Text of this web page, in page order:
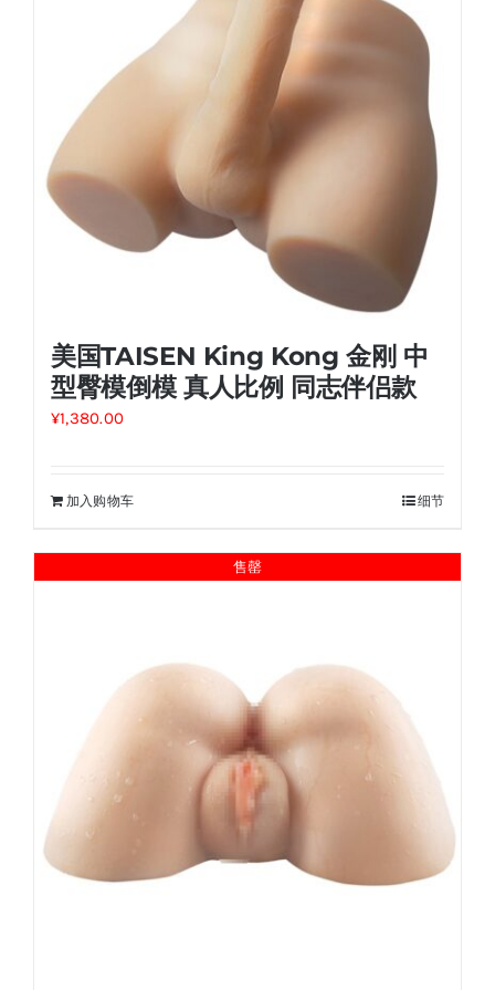
美国TAISEN King Kong 金刚 中
型臀模倒模 真人比例 同志伴侣款
¥1,380.00
加入购物车 细节
售罄